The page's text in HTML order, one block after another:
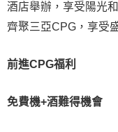
酒店舉辦，享受陽光
齊聚三亞CPG，享受
前進CPG福利
免費機+酒難得機會